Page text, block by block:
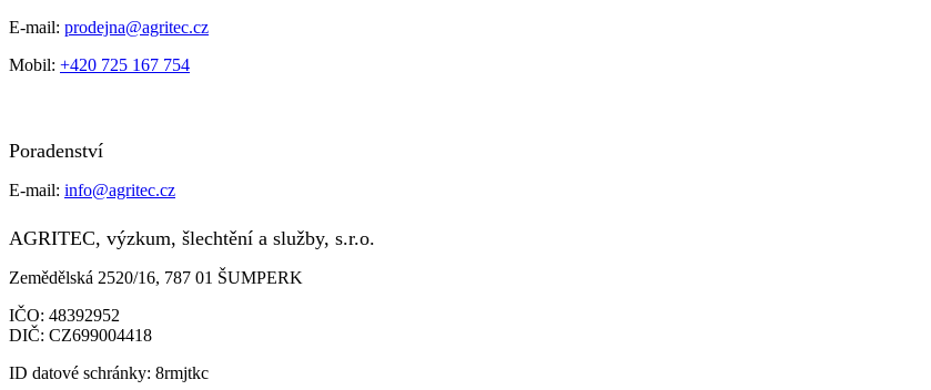
E-mail: prodejna@agritec.cz
Mobil: +420 725 167 754
Poradenství
E-mail: info@agritec.cz
AGRITEC, výzkum, šlechtění a služby, s.r.o.
Zemědělská 2520/16, 787 01 ŠUMPERK
IČO: 48392952
DIČ: CZ699004418
ID datové schránky: 8rmjtkc